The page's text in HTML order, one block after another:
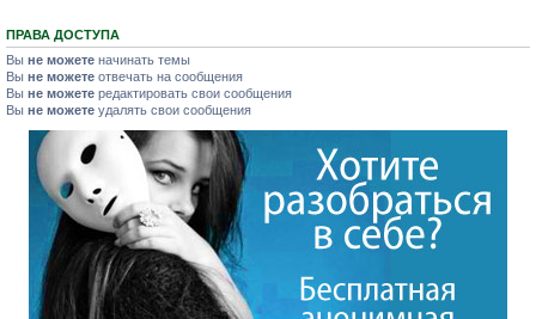
ПРАВА ДОСТУПА
Вы не можете начинать темы
Вы не можете отвечать на сообщения
Вы не можете редактировать свои сообщения
Вы не можете удалять свои сообщения